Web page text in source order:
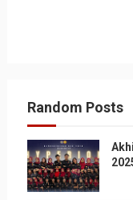
Random Posts